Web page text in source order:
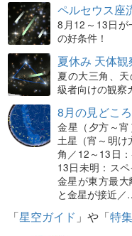
ペルセウス座
8月12～13日が
の好条件！
夏休み 天体観
夏の大三角、
級者向けの観察
8月の見どころ
金星（夕方～宵
土星（宵～明け
角／12～13日
13日未明：ス
金星が東方最
と金星が接近
「星空ガイド 」や「特